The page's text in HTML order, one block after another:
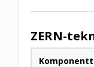
ZERN-